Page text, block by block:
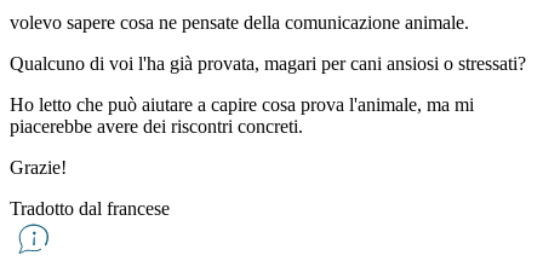
volevo sapere cosa ne pensate della comunicazione animale.
Qualcuno di voi l'ha già provata, magari per cani ansiosi o stressati?
Ho letto che può aiutare a capire cosa prova l'animale, ma mi
piacerebbe avere dei riscontri concreti.
Grazie!
Tradotto dal francese